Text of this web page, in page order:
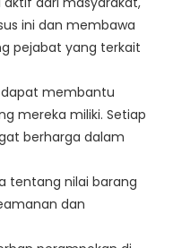
ini dan membawa
pejabat yang terkait
dapat membantu
mereka miliki. Setiap
berharga dalam
tentang nilai barang
dan